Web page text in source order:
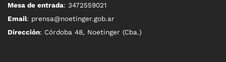
Mesa de entrada: 3472559021
Email: prensa@noetinger.gob.ar
Dirección: Córdoba 48, Noetinger (Cba.)